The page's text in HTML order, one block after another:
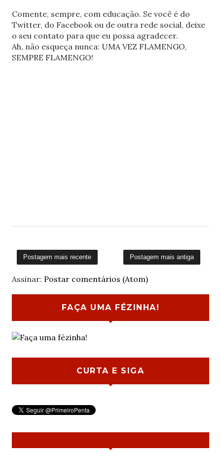
Comente, sempre, com educação. Se você é do
Twitter, do Facebook ou de outra rede social, deixe
o seu contato para que eu possa agradecer.
Ah, não esqueça nunca: UMA VEZ FLAMENGO,
SEMPRE FLAMENGO!
Postagem mais recente Postagem mais antiga
Assinar: Postar comentários (Atom)
FAÇA UMA FÉZINHA!
CURTA E SIGA